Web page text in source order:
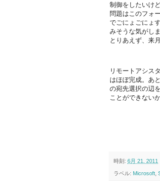
制御をしたいけ
問題はこのフォ
でごにょごにょ
みそうな気がしま
とりあえず、来
リモートアシス
はほぼ完成。あ
の宛先選択の辺
ことができない
時刻: 6月 21, 2011
ラベル: Microsoft